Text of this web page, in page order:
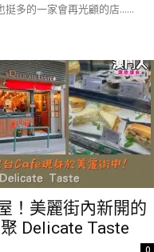
多的一家會再光顧的店......
！美麗街內新開的
Delicate Taste
0